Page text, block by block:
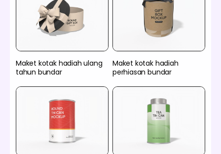
Maket kotak hadiah ulang
tahun bundar
Maket kotak hadiah
perhiasan bundar